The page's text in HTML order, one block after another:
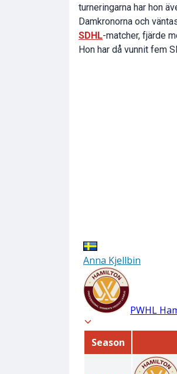
turneringarna har hon
Damkronorna och
SDHL-matcher, fjärde
Hon har då vunnit fem